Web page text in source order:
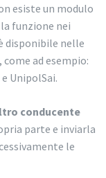
esiste un modulo
funzione nei
disponibile nelle
ad esempio:
UnipolSai.
conducente
parte e inviarla
le